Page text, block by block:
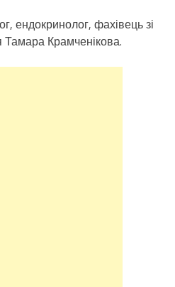
ендокринолог, фахівець зі
Тамара Крамченікова.